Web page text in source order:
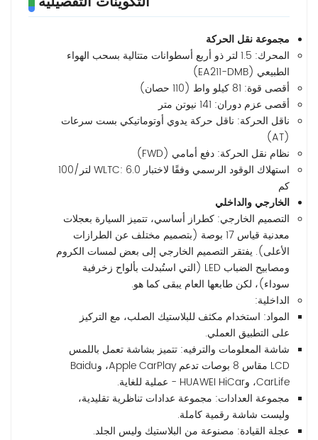
مجموعة نقل الحركة
المحرك: 1.5 لتر ذو أربع أسطوانات متتالية بسحب الهواء
الطبيعي (EA211-DMB)
أقصى قوة: 81 كيلو واط (110 حصان)
أقصى عزم دوران: 141 نيوتن متر
ناقل الحركة: ناقل حركة يدوي أوتوماتيكي بست سرعات
(AT)
نظام نقل الحركة: دفع أمامي (FWD)
استهلاك الوقود الرسمي وفقًا لاختبار WLTC: 6.0 لتر/100
كم
الخارجي والداخلي
التصميم الخارجي: كطراز أساسي، تتميز السيارة بعجلات
معدنية قياس 17 بوصة (بتصميم مختلف عن الطرازات
الأعلى). يفتقر التصميم الخارجي إلى بعض لمسات الكروم
ومصابيح الضباب LED (التي استُبدلت بألواح زخرفية
سوداء)، لكن طابعها العام يبقى كما هو.
الداخلية:
المواد: استخدام مكثف للبلاستيك الصلب، مع التركيز
على التطبيق العملي.
شاشة المعلومات والترفيه: تتميز بشاشة تعمل باللمس
LCD مقاس 8 بوصات تدعم Apple CarPlay، وBaidu
CarLife، وHUAWEI HiCar - عملية للغاية.
مجموعة العدادات: مجموعة عدادات تناظرية تقليدية،
وليست شاشة رقمية كاملة.
عجلة القيادة: مصنوعة من البلاستيك وليس الجلد.